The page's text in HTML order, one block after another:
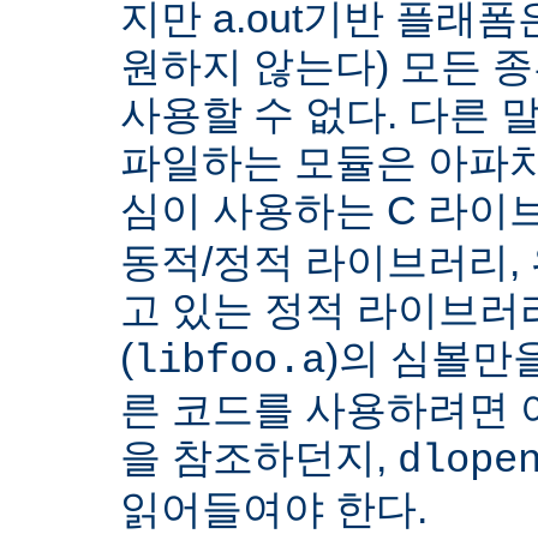
지만 a.out기반 플래폼
원하지 않는다) 모든
사용할 수 없다. 다른
파일하는 모듈은 아파
심이 사용하는 C 라이
동적/정적 라이브러리,
고 있는 정적 라이브러
(libfoo.a)의 심볼만
른 코드를 사용하려면
을 참조하던지,
읽어들여야 한다.